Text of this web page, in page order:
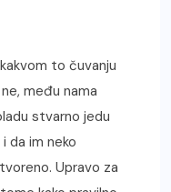
to čuvanju
među nama
stvarno jedu
da im neko
Upravo za